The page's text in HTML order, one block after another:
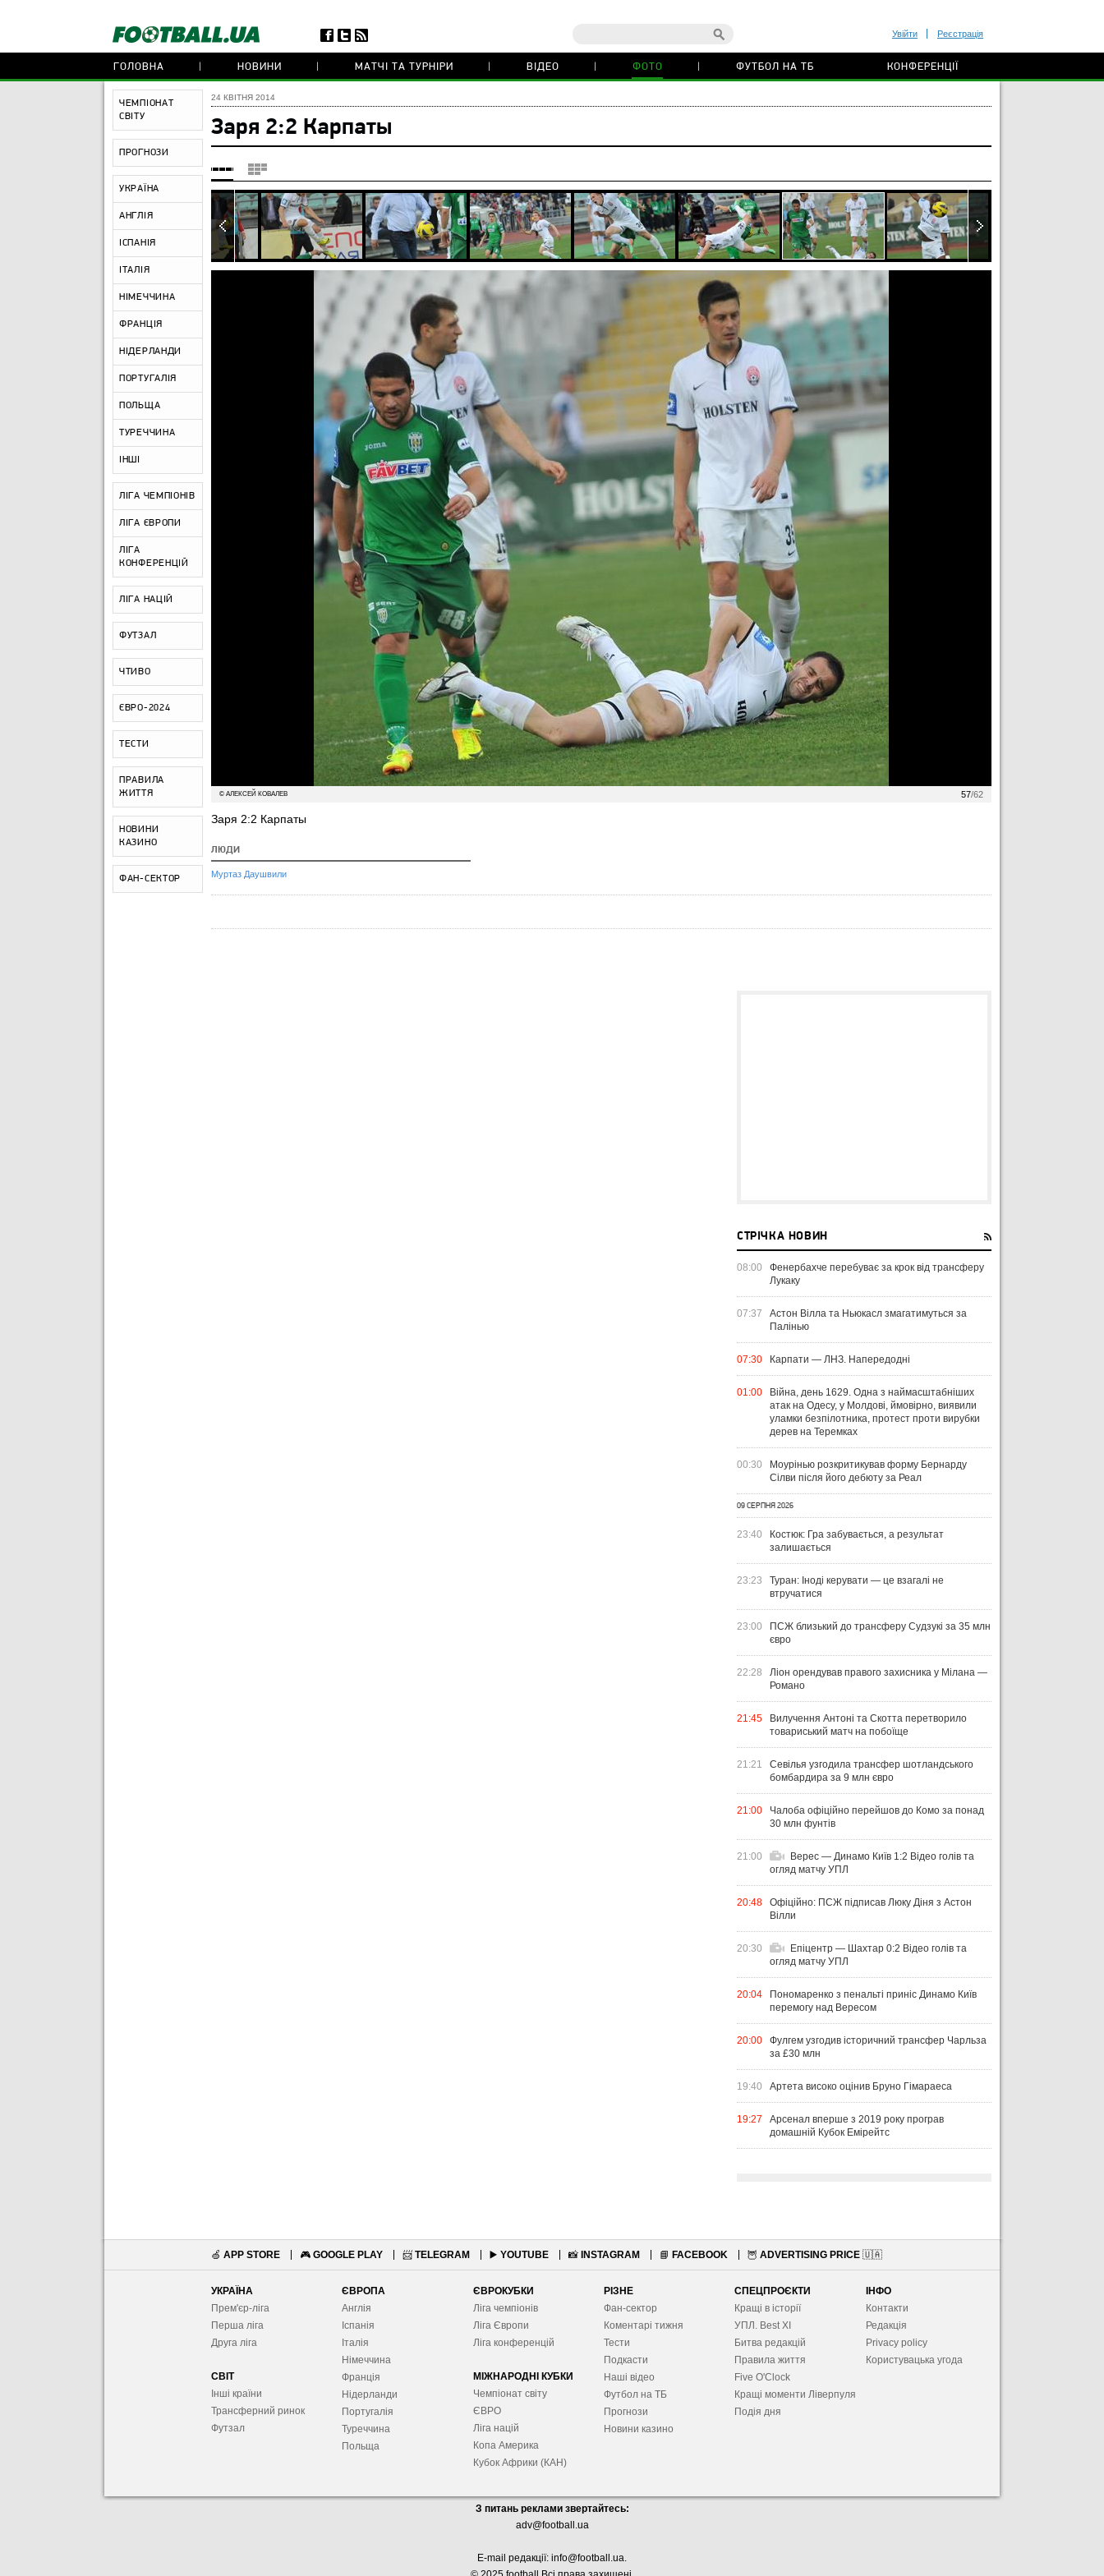
Увійти Реєстрація
ГОЛОВНА НОВИНИ МАТЧІ ТА ТУРНІРИ ВІДЕО ФОТО ФУТБОЛ НА ТБ КОНФЕРЕНЦІЇ
ЧЕМПІОНАТ
СВІТУ
ПРОГНОЗИ
УКРАЇНА
АНГЛІЯ
ІСПАНІЯ
ІТАЛІЯ
НІМЕЧЧИНА
ФРАНЦІЯ
НІДЕРЛАНДИ
ПОРТУГАЛІЯ
ПОЛЬЩА
ТУРЕЧЧИНА
ІНШІ
ЛІГА ЧЕМПІОНІВ
ЛІГА ЄВРОПИ
ЛІГА
КОНФЕРЕНЦІЙ
ЛІГА НАЦІЙ
ФУТЗАЛ
ЧТИВО
ЄВРО-2024
ТЕСТИ
ПРАВИЛА
ЖИТТЯ
НОВИНИ
КАЗИНО
ФАН-СЕКТОР
24 КВІТНЯ 2014
Заря 2:2 Карпаты
57/62
© АЛЕКСЕЙ КОВАЛЕВ
Заря 2:2 Карпаты
ЛЮДИ
Муртаз Даушвили
СТРІЧКА НОВИН
08:00
Фенербахче перебуває за крок від трансферу
Лукаку
07:37
Астон Вілла та Ньюкасл змагатимуться за
Палінью
07:30 Карпати — ЛНЗ. Напередодні
01:00
Війна, день 1629. Одна з наймасштабніших
атак на Одесу, у Молдові, ймовірно, виявили
уламки безпілотника, протест проти вирубки
дерев на Теремках
00:30
Моурінью розкритикував форму Бернарду
Сілви після його дебюту за Реал
09 СЕРПНЯ 2026
23:40
Костюк: Гра забувається, а результат
залишається
23:23
Туран: Іноді керувати — це взагалі не
втручатися
23:00
ПСЖ близький до трансферу Судзукі за 35 млн
євро
22:28
Ліон орендував правого захисника у Мілана —
Романо
21:45
Вилучення Антоні та Скотта перетворило
товариський матч на побоїще
21:21
Севілья узгодила трансфер шотландського
бомбардира за 9 млн євро
21:00
Чалоба офіційно перейшов до Комо за понад
30 млн фунтів
21:00
Верес — Динамо Київ 1:2 Відео голів та
огляд матчу УПЛ
20:48
Офіційно: ПСЖ підписав Люку Діня з Астон
Вілли
20:30
Епіцентр — Шахтар 0:2 Відео голів та
огляд матчу УПЛ
20:04
Пономаренко з пенальті приніс Динамо Київ
перемогу над Вересом
20:00
Фулгем узгодив історичний трансфер Чарльза
за £30 млн
19:40 Артета високо оцінив Бруно Гімараеса
19:27
Арсенал вперше з 2019 року програв
домашній Кубок Емірейтс
🍏 APP STORE 🎮 GOOGLE PLAY 📨 TELEGRAM ▶️ YOUTUBE 📸 INSTAGRAM 📘 FACEBOOK 🦉 ADVERTISING PRICE 🇺🇦
УКРАЇНА
Прем'єр-ліга
Перша ліга
Друга ліга
СВІТ
Інші країни
Трансферний ринок
Футзал
ЄВРОПА
Англія
Іспанія
Італія
Німеччина
Франція
Нідерланди
Португалія
Туреччина
Польща
ЄВРОКУБКИ
Ліга чемпіонів
Ліга Європи
Ліга конференцій
МІЖНАРОДНІ КУБКИ
Чемпіонат світу
ЄВРО
Ліга націй
Копа Америка
Кубок Африки (КАН)
РІЗНЕ
Фан-сектор
Коментарі тижня
Тести
Подкасти
Наші відео
Футбол на ТБ
Прогнози
Новини казино
СПЕЦПРОЄКТИ
Кращі в історії
УПЛ. Best XІ
Битва редакцій
Правила життя
Five O'Clock
Кращі моменти Ліверпуля
Подія дня
ІНФО
Контакти
Редакція
Privacy policy
Користувацька угода
З питань реклами звертайтесь:
adv@football.ua
E-mail редакції: info@football.ua.